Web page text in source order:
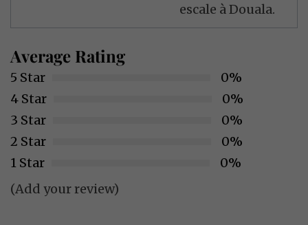
escale à Douala.
Average Rating
5 Star
0%
4 Star
0%
3 Star
0%
2 Star
0%
1 Star
0%
(Add your review)